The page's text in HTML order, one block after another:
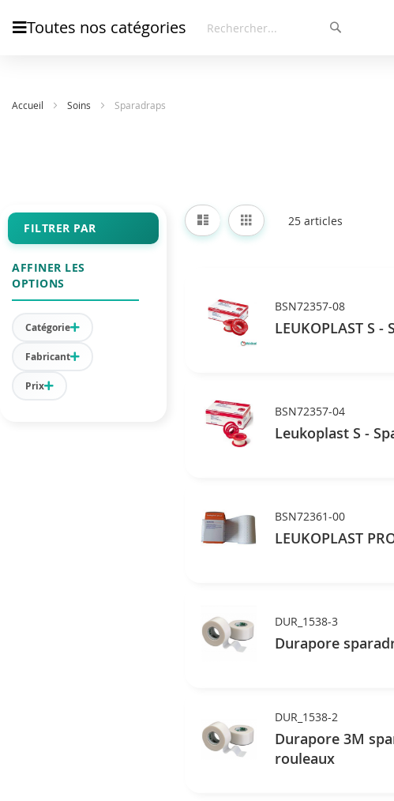
Toutes nos catégories
Accueil Soins Sparadraps
Afficher
en
Liste Grille 25 articles
BSN72357-08
LEUKOPLAST S
BSN72357-04
Leukoplast S -
BSN72361-00
LEUKOPLAST
DUR_1538-3
Durapore
DUR_1538-2
Durapore 3M
rouleaux
FILTRER PAR
AFFINER LES
OPTIONS
Catégorie
Fabricant
Prix